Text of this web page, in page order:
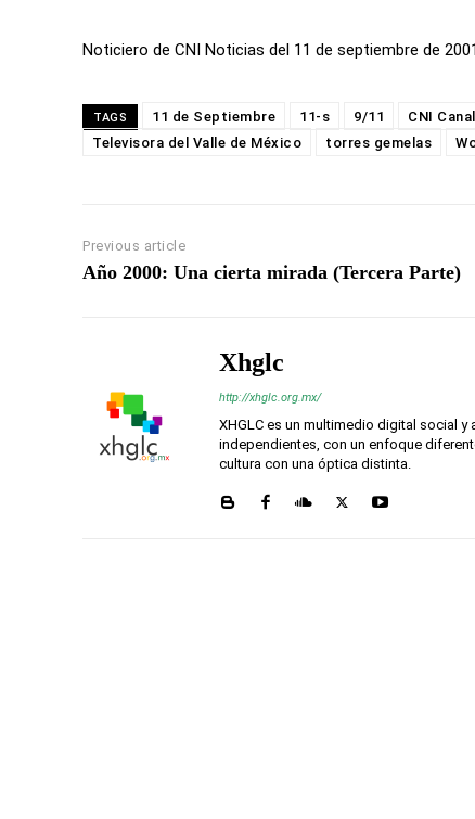
Noticiero de CNI Noticias del 11 de septiembre de
TAGS 11 de Septiembre 11-s 9/11 CNI
Televisora del Valle de México
torres gemelas
Previous article
Año 2000: Una cierta mirada (Tercera Parte)
Xhglc
http://xhglc.org.mx/
XHGLC es un multimedio digital social
independientes, con un enfoque
cultura con una óptica distinta.